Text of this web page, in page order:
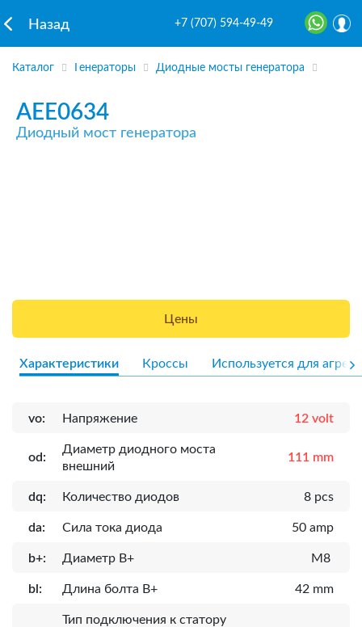
Назад +7 (707) 594-49-49
Каталог Генераторы Диодные мосты генератора
AEE0634
Диодный мост генератора
Цены
Характеристики Кроссы Используется для
vo: Напряжение 12 volt
od:
Диаметр диодного моста
внешний
111 mm
dq: Количество диодов 8 pcs
da: Сила тока диода 50 amp
b+: Диаметр B+ M8
bl: Длина болта B+ 42 mm
Тип подключения к статору